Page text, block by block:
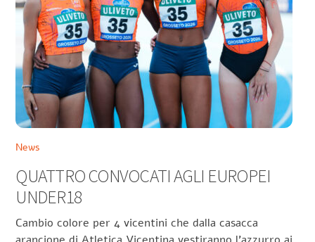
News
QUATTRO CONVOCATI AGLI EUROPEI
UNDER18
Cambio colore per 4 vicentini che dalla casacca